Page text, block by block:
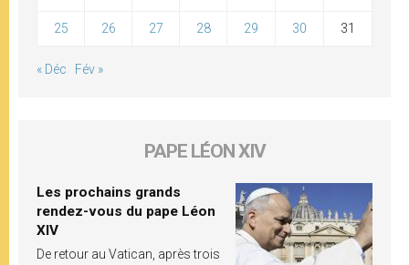
25 26 27 28 29 30 31
« Déc Fév »
PAPE LÉON XIV
Les prochains grands
rendez-vous du pape Léon
XIV
De retour au Vatican, après trois